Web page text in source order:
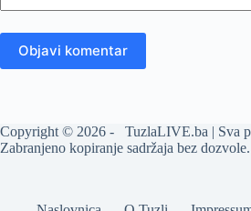
Objavi komentar
Copyright © 2026 - TuzlaLIVE.ba | Sva
Zabranjeno kopiranje sadržaja bez dozvole.